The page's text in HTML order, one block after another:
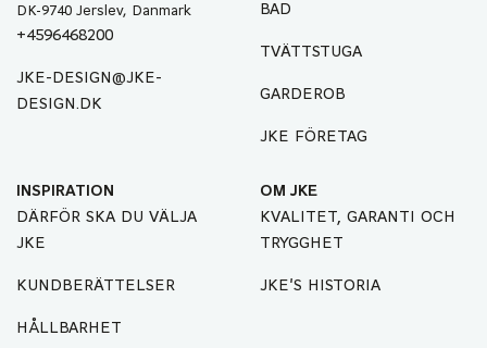
DK-9740 Jerslev, Danmark
+4596468200
JKE-DESIGN@JKE-
DESIGN.DK
BAD
TVÄTTSTUGA
GARDEROB
JKE FÖRETAG
INSPIRATION
DÄRFÖR SKA DU VÄLJA
JKE
KUNDBERÄTTELSER
HÅLLBARHET
OM JKE
KVALITET, GARANTI OCH
TRYGGHET
JKE'S HISTORIA